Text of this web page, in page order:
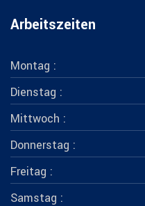
Arbeitszeiten
Montag :
Dienstag :
Mittwoch :
Donnerstag :
Freitag :
Samstag :